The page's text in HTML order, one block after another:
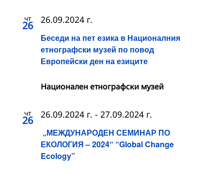
чт
26
Беседи на пет езика в Националния
етнографски музей по повод
Европейски ден на езиците
26.09.2024 г.
Национален етнографски музей
чт
26
„МЕЖДУНАРОДЕН СЕМИНАР ПО
ЕКОЛОГИЯ – 2024“ “Global Change
Ecology”
26.09.2024 г. - 27.09.2024 г.